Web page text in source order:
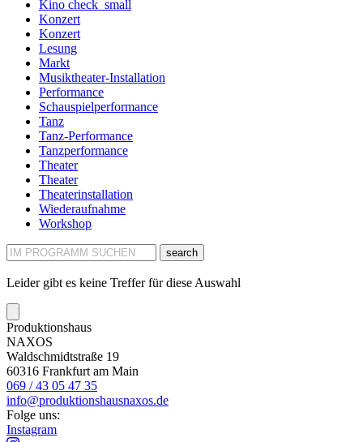
Kino check_small
Konzert
Konzert
Lesung
Markt
Musiktheater-Installation
Performance
Schauspielperformance
Tanz
Tanz-Performance
Tanzperformance
Theater
Theater
Theaterinstallation
Wiederaufnahme
Workshop
search
Leider gibt es keine Treffer für diese Auswahl
Produktionshaus
NAXOS
Waldschmidtstraße 19
60316 Frankfurt am Main
069 / 43 05 47 35
info@produktionshausnaxos.de
Folge uns:
Instagram